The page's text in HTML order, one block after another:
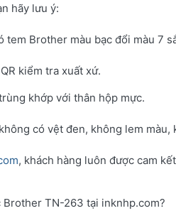
hãy lưu ý:
tem Brother màu bạc đổi màu 7
kiểm tra xuất xứ.
khớp với thân hộp mực.
có vệt đen, không lem màu,
, khách hàng luôn được cam
Brother TN-263 tại inknhp.com?